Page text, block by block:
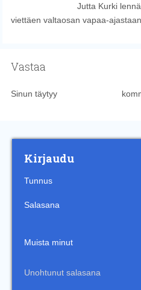
Jutta Kurki
viettäen valtaosan vapaa-
Vastaa
Sinun täytyy
Kirjaudu
Tunnus
Salasana
Muista minut
Unohtunut salasana